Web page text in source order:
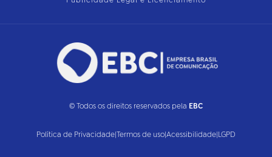
© Todos os direitos reservados pela EBC
Política de Privacidade|Termos de uso|Acessibilidade|LGPD